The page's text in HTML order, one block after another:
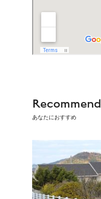
Recommend
あなたにおすすめ